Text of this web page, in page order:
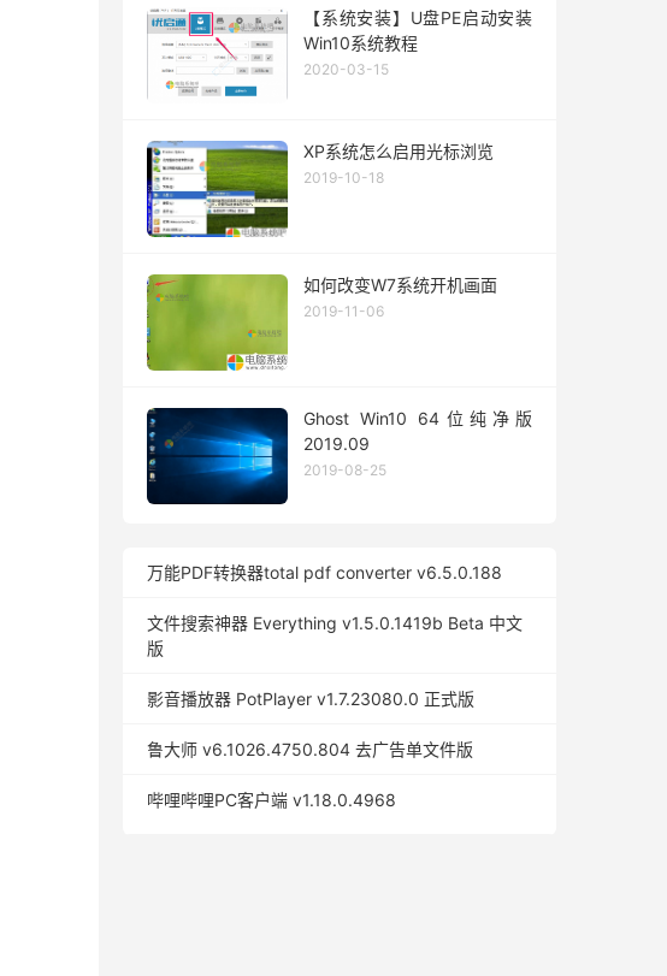
【系统安装】U盘PE启动安装
Win10系统教程
2020-03-15
XP系统怎么启用光标浏览
2019-10-18
如何改变W7系统开机画面
2019-11-06
Ghost Win10 64位纯净版
2019.09
2019-08-25
万能PDF转换器total pdf converter v6.5.0.188
文件搜索神器 Everything v1.5.0.1419b Beta 中文
版
影音播放器 PotPlayer v1.7.23080.0 正式版
鲁大师 v6.1026.4750.804 去广告单文件版
哔哩哔哩PC客户端 v1.18.0.4968